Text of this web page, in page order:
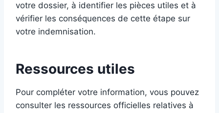
votre dossier, à identifier les pièces utiles et à
vérifier les conséquences de cette étape sur
votre indemnisation.
Ressources utiles
Pour compléter votre information, vous pouvez
consulter les ressources officielles relatives à